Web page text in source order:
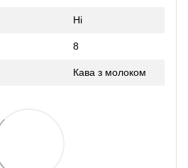
Ні
8
Кава з молоком